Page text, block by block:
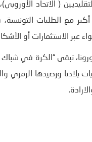
( الاتحاد
مع الطلبات التونسية،
عبر الاستثمارات أو
تبقى “الكرة في شباك
بلادنا ورصيدها الرمزي